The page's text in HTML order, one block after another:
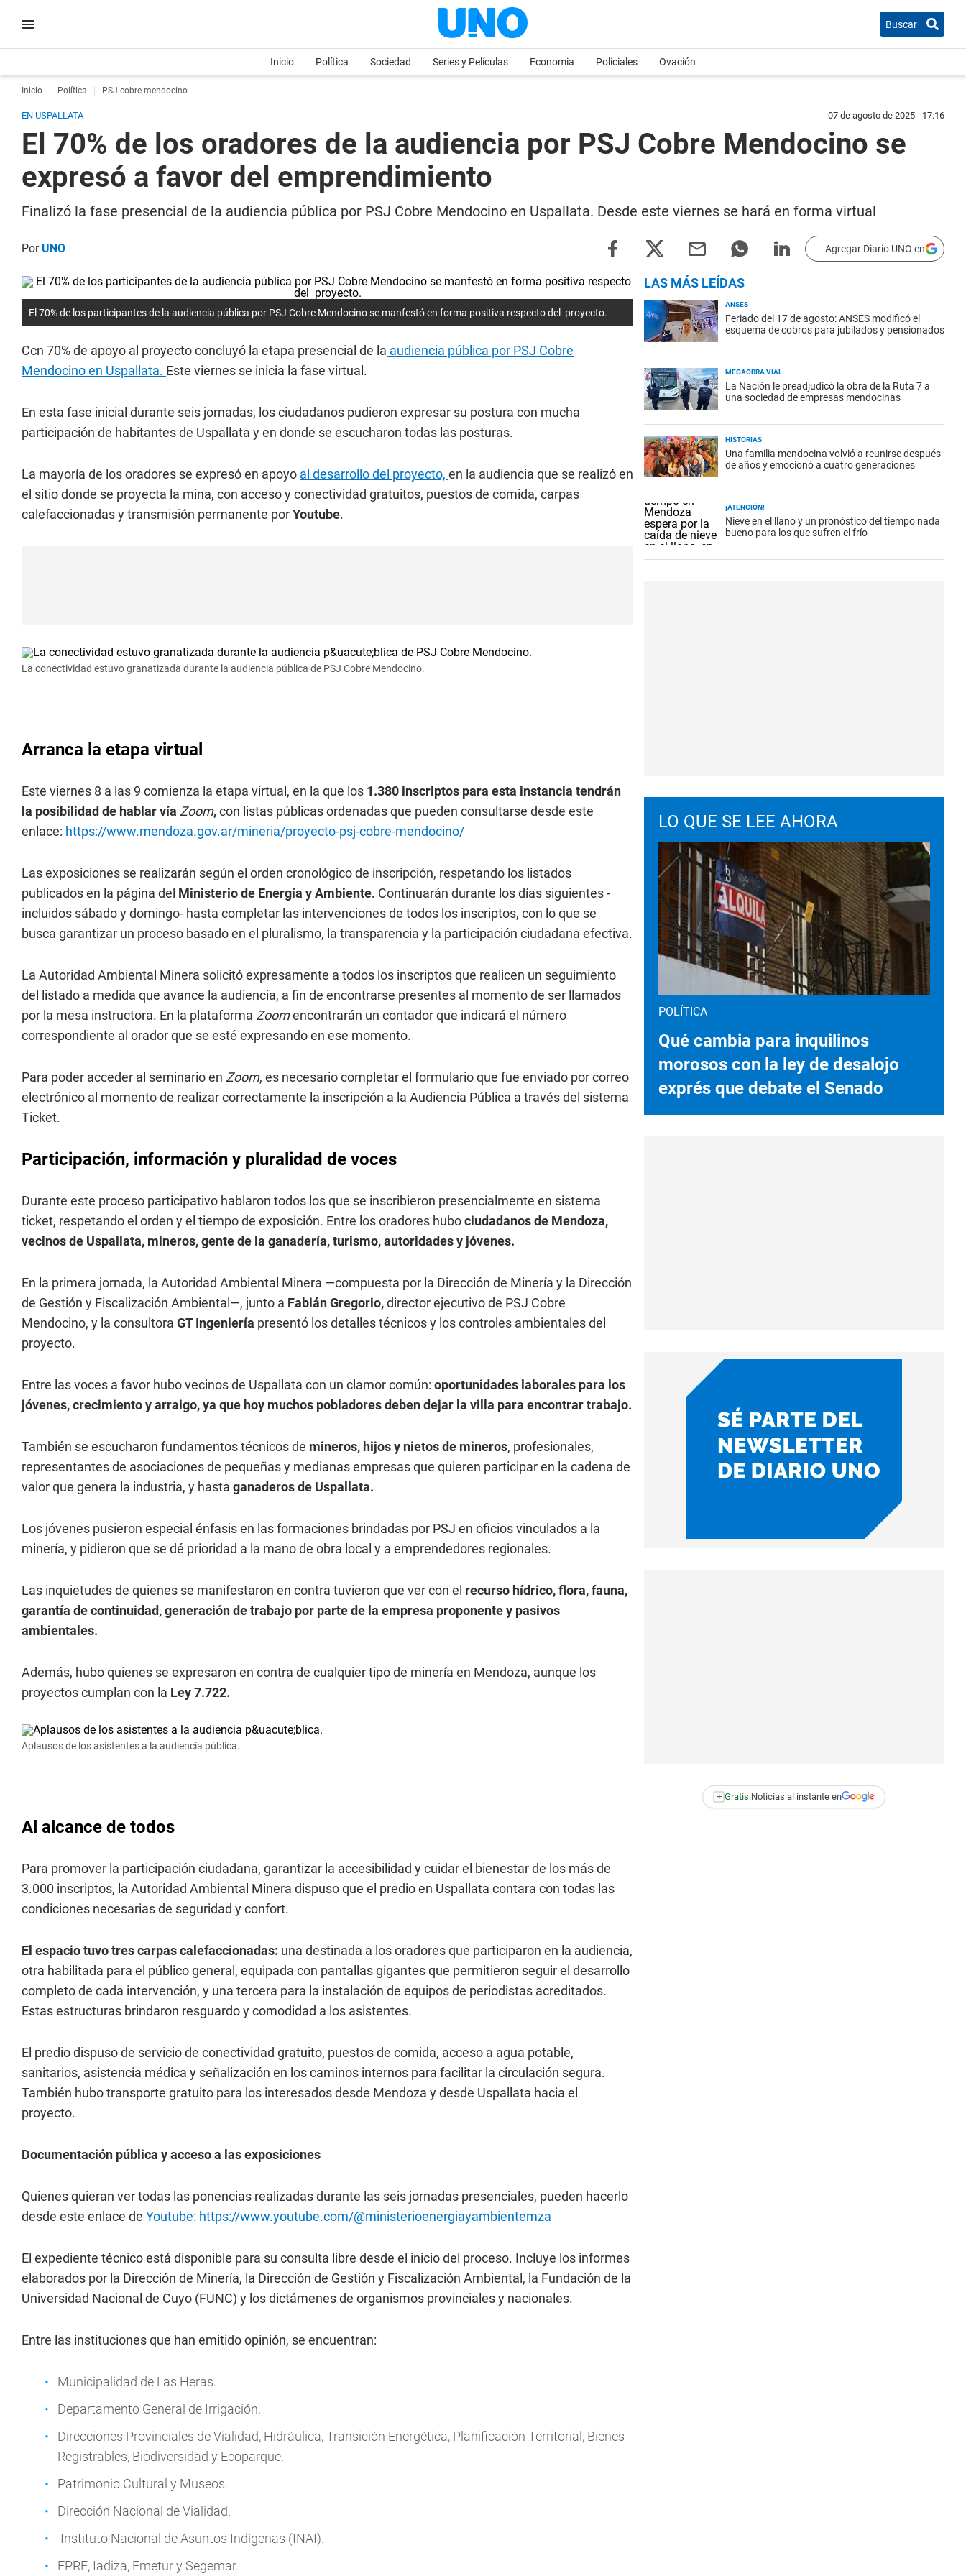
Buscar
Inicio Política Sociedad Series y Películas Economia Policiales Ovación
Inicio Política PSJ cobre mendocino
EN USPALLATA 07 de agosto de 2025 - 17:16
El 70% de los oradores de la audiencia por PSJ Cobre Mendocino se
expresó a favor del emprendimiento
Finalizó la fase presencial de la audiencia pública por PSJ Cobre Mendocino en Uspallata. Desde este viernes se hará en forma virtual
PorUNO Agregar Diario UNO en
El 70% de los participantes de la audiencia pública por PSJ Cobre Mendocino se manfestó en forma positiva respecto del proyecto.
Ccn 70% de apoyo al proyecto concluyó la etapa presencial de la audiencia pública por PSJ Cobre
Mendocino en Uspallata. Este viernes se inicia la fase virtual.
En esta fase inicial durante seis jornadas, los ciudadanos pudieron expresar su postura con mucha
participación de habitantes de Uspallata y en donde se escucharon todas las posturas.
La mayoría de los oradores se expresó en apoyo al desarrollo del proyecto, en la audiencia que se realizó en
el sitio donde se proyecta la mina, con acceso y conectividad gratuitos, puestos de comida, carpas
calefaccionadas y transmisión permanente porYoutube.
La conectividad estuvo granatizada durante la audiencia pública de PSJ Cobre Mendocino.
Arranca la etapa virtual
Este viernes 8 a las 9 comienza la etapa virtual, en la que los 1.380 inscriptos para esta instancia tendrán
la posibilidad de hablar vía Zoom,con listas públicas ordenadas que pueden consultarse desde este
enlace: https://www.mendoza.gov.ar/mineria/proyecto-psj-cobre-mendocino/
Las exposiciones se realizarán según el orden cronológico de inscripción, respetando los listados
publicados en la página del Ministerio de Energía y Ambiente. Continuarán durante los días siguientes -
incluidos sábado y domingo- hasta completar las intervenciones de todos los inscriptos, con lo que se
busca garantizar un proceso basado en el pluralismo, la transparencia y la participación ciudadana efectiva.
La Autoridad Ambiental Minera solicitó expresamente a todos los inscriptos que realicen un seguimiento
del listado a medida que avance la audiencia, a fin de encontrarse presentes al momento de ser llamados
por la mesa instructora. En la plataforma Zoomencontrarán un contador que indicará el número
correspondiente al orador que se esté expresando en ese momento.
Para poder acceder al seminario en Zoom, es necesario completar el formulario que fue enviado por correo
electrónico al momento de realizar correctamente la inscripción a la Audiencia Pública a través del sistema
Ticket.
Participación, información y pluralidad de voces
Durante este proceso participativo hablaron todos los que se inscribieron presencialmente en sistema
ticket, respetando el orden y el tiempo de exposición. Entre los oradores hubociudadanos de Mendoza,
vecinos de Uspallata, mineros, gente de la ganadería, turismo, autoridades y jóvenes.
En la primera jornada, la Autoridad Ambiental Minera —compuesta por la Dirección de Minería y la Dirección
de Gestión y Fiscalización Ambiental—, junto a Fabián Gregorio,director ejecutivo de PSJ Cobre
Mendocino, y la consultora GT Ingeniería presentó los detalles técnicos y los controles ambientales del
proyecto.
Entre las voces a favor hubo vecinos de Uspallata con un clamor común: oportunidades laborales para los
jóvenes, crecimiento y arraigo, ya que hoy muchos pobladores deben dejar la villa para encontrar trabajo.
También se escucharon fundamentos técnicos de mineros, hijos y nietos de mineros, profesionales,
representantes de asociaciones de pequeñas y medianas empresas que quieren participar en la cadena de
valor que genera la industria, y hasta ganaderos de Uspallata.
Los jóvenes pusieron especial énfasis en las formaciones brindadas por PSJ en oficios vinculados a la
minería, y pidieron que se dé prioridad a la mano de obra local y a emprendedores regionales.
Las inquietudes de quienes se manifestaron en contra tuvieron que ver con el recurso hídrico, flora, fauna,
garantía de continuidad, generación de trabajo por parte de la empresa proponente y pasivos
ambientales.
Además, hubo quienes se expresaron en contra de cualquier tipo de minería en Mendoza, aunque los
proyectos cumplan con la Ley 7.722.
Aplausos de los asistentes a la audiencia pública.
Al alcance de todos
Para promover la participación ciudadana, garantizar la accesibilidad y cuidar el bienestar de los más de
3.000 inscriptos, la Autoridad Ambiental Minera dispuso que el predio en Uspallata contara con todas las
condiciones necesarias de seguridad y confort.
El espacio tuvo tres carpas calefaccionadas: una destinada a los oradores que participaron en la audiencia,
otra habilitada para el público general, equipada con pantallas gigantes que permitieron seguir el desarrollo
completo de cada intervención, y una tercera para la instalación de equipos de periodistas acreditados.
Estas estructuras brindaron resguardo y comodidad a los asistentes.
El predio dispuso de servicio de conectividad gratuito, puestos de comida, acceso a agua potable,
sanitarios, asistencia médica y señalización en los caminos internos para facilitar la circulación segura.
También hubo transporte gratuito para los interesados desde Mendoza y desde Uspallata hacia el
proyecto.
Documentación pública y acceso a las exposiciones
Quienes quieran ver todas las ponencias realizadas durante las seis jornadas presenciales, pueden hacerlo
desde este enlace de Youtube: https://www.youtube.com/@ministerioenergiayambientemza
El expediente técnico está disponible para su consulta libre desde el inicio del proceso. Incluye los informes
elaborados por la Dirección de Minería, la Dirección de Gestión y Fiscalización Ambiental, la Fundación de la
Universidad Nacional de Cuyo (FUNC) y los dictámenes de organismos provinciales y nacionales.
Entre las instituciones que han emitido opinión, se encuentran:
Municipalidad de Las Heras.
Departamento General de Irrigación.
Direcciones Provinciales de Vialidad, Hidráulica, Transición Energética, Planificación Territorial, Bienes
Registrables, Biodiversidad y Ecoparque.
Patrimonio Cultural y Museos.
Dirección Nacional de Vialidad.
Instituto Nacional de Asuntos Indígenas (INAI).
EPRE, Iadiza, Emetur y Segemar.
LAS MÁS LEÍDAS
ANSES
Feriado del 17 de agosto: ANSES modificó el
esquema de cobros para jubilados y pensionados
MEGAOBRA VIAL
La Nación le preadjudicó la obra de la Ruta 7 a
una sociedad de empresas mendocinas
HISTORIAS
Una familia mendocina volvió a reunirse después
de años y emocionó a cuatro generaciones
¡ATENCIÓN!
Nieve en el llano y un pronóstico del tiempo nada
bueno para los que sufren el frío
LO QUE SE LEE AHORA
POLÍTICA
Qué cambia para inquilinos
morosos con la ley de desalojo
exprés que debate el Senado
+ Gratis:Noticias al instante en